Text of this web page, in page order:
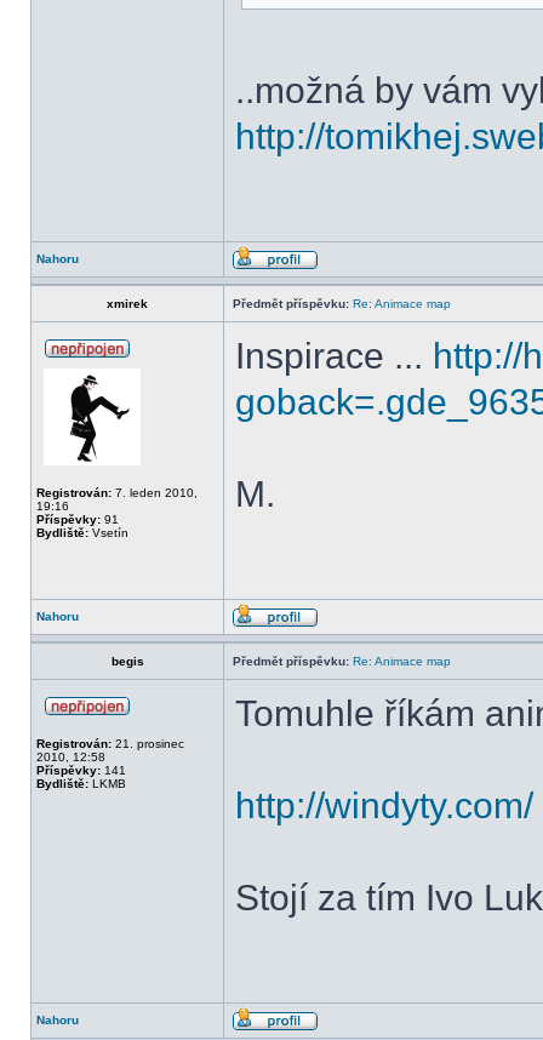
..možná by vám
http://
Nahoru
xmirek Předmět příspěvku: Re: Animace map
Registrován: 7. leden 2010,
19:16
Příspěvky: 91
Bydliště: Vsetín
Inspirace ... http://
M.
Nahoru
begis Předmět příspěvku: Re: Animace map
Registrován: 21. prosinec
2010, 12:58
Příspěvky: 141
Bydliště: LKMB
Tomuhle říkám
http://windyty.com/
Stojí za tím Ivo
Nahoru